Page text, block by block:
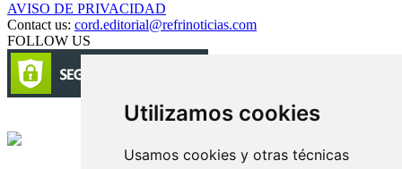
Utilizamos cookies
Usamos cookies y otras técnicas
AVISO DE PRIVACIDAD
Contact us: cord.editorial@refrinoticias.com
FOLLOW US
Circulación certificada